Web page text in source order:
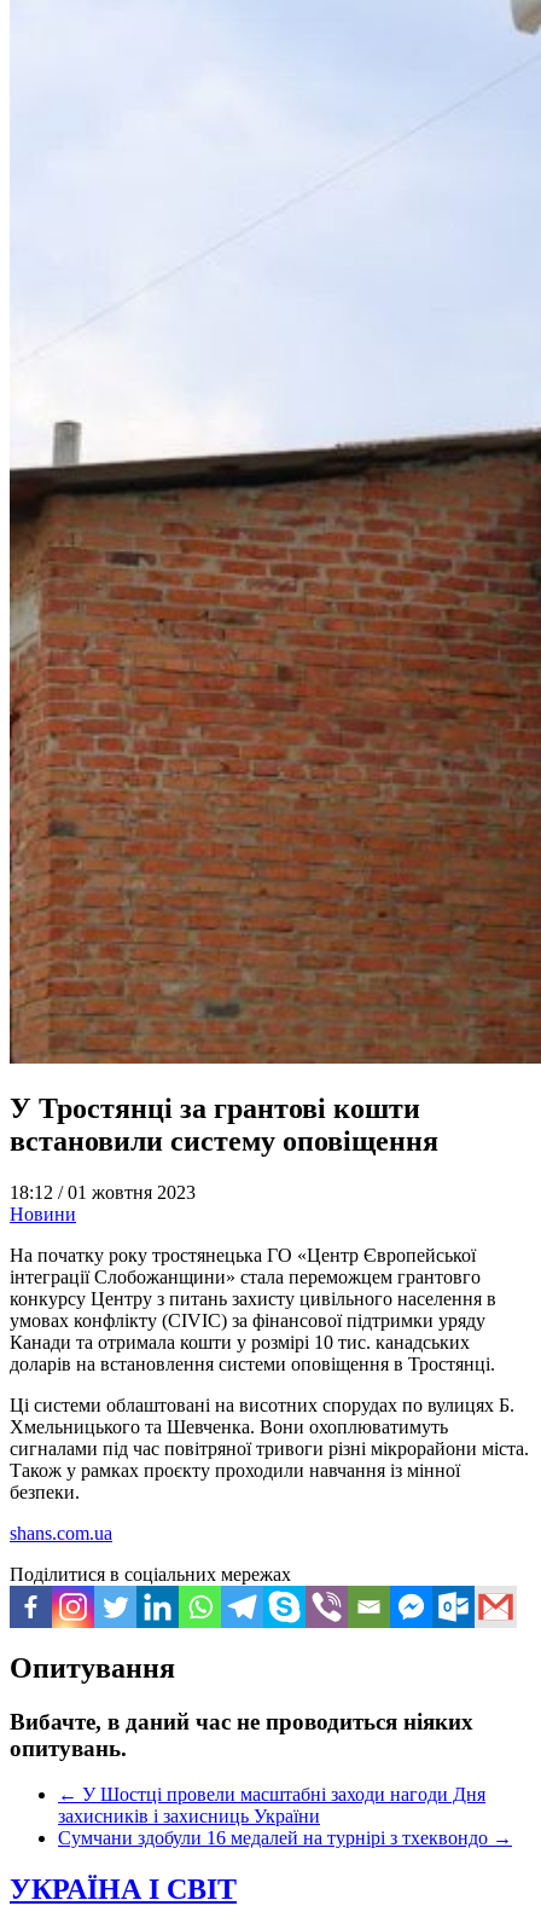
У Тростянці за грантові кошти
встановили систему оповіщення
18:12 /01 жовтня 2023
Новини
На початку року тростянецька ГО «Центр Європейської
інтеграції Слобожанщини» стала переможцем грантовго
конкурсу Центру з питань захисту цивільного населення в
умовах конфлікту (CIVIC) за фінансової підтримки уряду
Канади та отримала кошти у розмірі 10 тис. канадських
доларів на встановлення системи оповіщення в Тростянці.
Ці системи облаштовані на висотних спорудах по вулицях Б.
Хмельницького та Шевченка. Вони охоплюватимуть
сигналами під час повітряної тривоги різні мікрорайони міста.
Також у рамках проєкту проходили навчання із мінної
безпеки.
shans.com.ua
Поділитися в соціальних мережах
Опитування
Вибачте, в даний час не проводиться ніяких
опитувань.
← У Шостці провели масштабні заходи нагоди Дня
захисників і захисниць України
Сумчани здобули 16 медалей на турнірі з тхеквондо →
УКРАЇНА І СВІТ